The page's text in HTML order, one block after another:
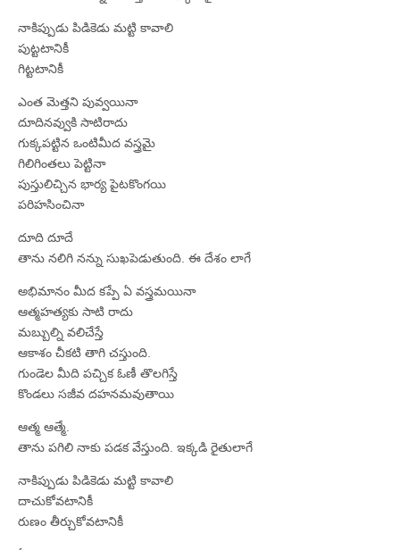
నాకిప్పుడు పిడికెడు మట్టి కావాలి
పుట్టటానికీ
గిట్టటానికీ
ఎంత మెత్తని పువ్వయినా
దూదినవ్వుకి సాటిరాదు
గుక్కపట్టిన ఒంటిమీద వస్త్రమై
గిలిగింతలు పెట్టినా
పుస్తులిచ్చిన భార్య పైటకొంగయి
పరిహసించినా
దూది దూదే
తాను నలిగి నన్ను సుఖపెడుతుంది. ఈ దేశం లాగే
అభిమానం మీద కప్పే ఏ వస్త్రమయినా
ఆత్మహత్యకు సాటి రాదు
మబ్బుల్ని వలిచేస్తే
ఆకాశం చీకటి తాగి చస్తుంది.
గుండెల మీది పచ్చిక ఓణీ తొలగిస్తే
కొండలు సజీవ దహనమవుతాయి
ఆత్మ ఆత్మే.
తాను పగిలి నాకు పడక వేస్తుంది. ఇక్కడి రైతులాగే
నాకిప్పుడు పిడికెడు మట్టి కావాలి
దాచుకోవటానికీ
రుణం తీర్చుకోవటానికీ